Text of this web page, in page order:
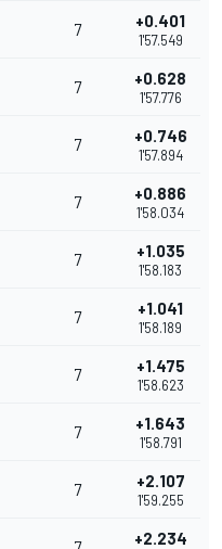
7 +0.401
1'57.549
7 +0.628
1'57.776
7 +0.746
1'57.894
7 +0.886
1'58.034
7 +1.035
1'58.183
7 +1.041
1'58.189
7 +1.475
1'58.623
7 +1.643
1'58.791
7 +2.107
1'59.255
+2.234